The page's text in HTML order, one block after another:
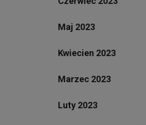
Maj 2023
Kwiecien 2023
Marzec 2023
Luty 2023